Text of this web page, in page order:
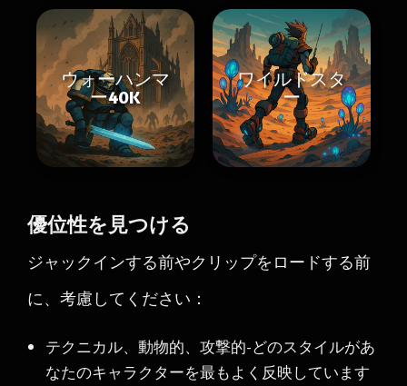
ウォーハンマ
ー40K
ワイルドスタ
ー
優位性を見つける
ジャックインする前やクリップをロードする前
に、考慮してください：
テクニカル、動物的、攻撃的-どのスタイルがあ
なたのキャラクターを最もよく反映しています